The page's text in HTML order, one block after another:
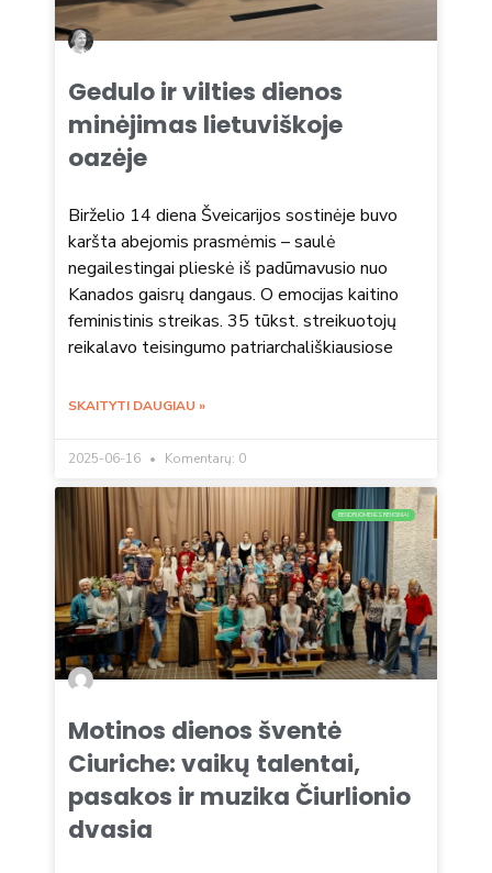
Gedulo ir vilties dienos
minėjimas lietuviškoje
oazėje
Birželio 14 diena Šveicarijos sostinėje buvo
karšta abejomis prasmėmis – saulė
negailestingai plieskė iš padūmavusio nuo
Kanados gaisrų dangaus. O emocijas kaitino
feministinis streikas. 35 tūkst. streikuotojų
reikalavo teisingumo patriarchališkiausiose
SKAITYTI DAUGIAU »
2025-06-16 Komentarų: 0
BENDRUOMENĖS RENGINIAI
Motinos dienos šventė
Ciuriche: vaikų talentai,
pasakos ir muzika Čiurlionio
dvasia